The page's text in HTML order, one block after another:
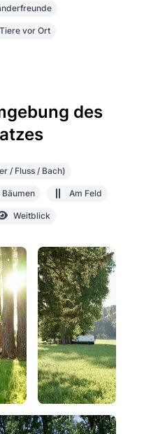
Tiere vor Ort
des
/ Fluss / Bach)
Bäumen Am Feld
Weitblick